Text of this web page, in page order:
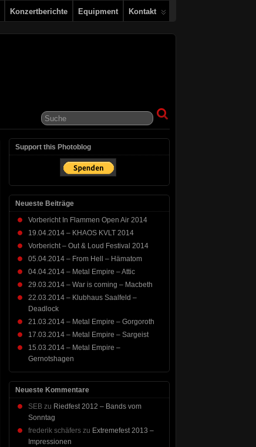
Konzertberichte Equipment Kontakt
Support this Photoblog
Neueste Beiträge
Vorbericht In Flammen Open Air 2014
19.04.2014 – KHAOS KVLT 2014
Vorbericht – Out & Loud Festival 2014
05.04.2014 – From Hell – Hämatom
04.04.2014 – Metal Empire – Attic
29.03.2014 – War is coming – Macbeth
22.03.2014 – Klubhaus Saalfeld –
Deadlock
21.03.2014 – Metal Empire – Gorgoroth
17.03.2014 – Metal Empire – Sargeist
15.03.2014 – Metal Empire –
Gernotshagen
Neueste Kommentare
SEB zu Riedfest 2012 – Bands vom
Sonntag
frederik schäfers zu Extremefest 2013 –
Impressionen